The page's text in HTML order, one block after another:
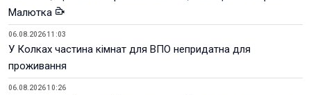
Малютка
06.08.2026 11:03
У Колках частина кімнат для ВПО непридатна для
проживання
06.08.2026 10:26